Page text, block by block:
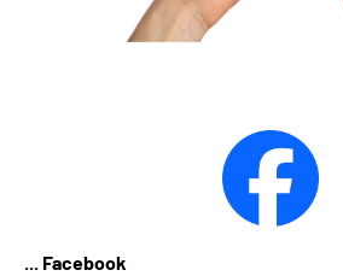
... Facebook